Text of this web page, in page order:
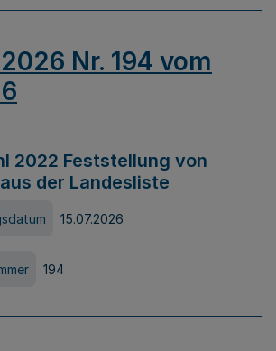
Nr. 194 vom
2022 Feststellung von
der Landesliste
15.07.2026
194